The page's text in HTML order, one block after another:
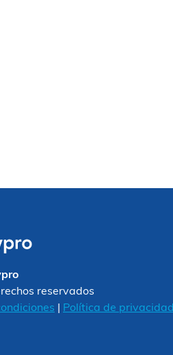
reservados
Política de privacidad